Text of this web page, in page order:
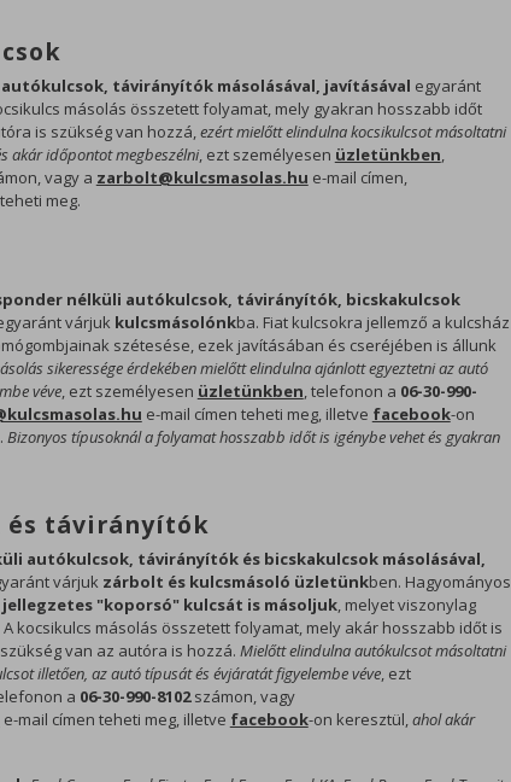
távirányítók másolásával, javításával egyaránt
másolás összetett folyamat, mely gyakran hosszabb időt
is szükség van hozzá,ezért mielőtt elindulna kocsikulcsot másoltatni
akár időpontot megbeszélni, ezt személyesen üzletünkben,
vagy a zarbolt@kulcsmasolas.hu e-mail címen,
meg.
nélküli autókulcsok, távirányítók, bicskakulcsok
várjuk kulcsmásolónkba. Fiat kulcsokra jellemző a kulcsház
szétesése, ezek javításában és cseréjében is állunk
sikeressége érdekében mielőtt elindulna ajánlott egyeztetni az autó
véve, ezt személyesen üzletünkben, telefonon a 06-30-990-
e-mail címen teheti meg, illetve facebook-on
Bizonyos típusoknál a folyamat hosszabb időt is igénybe vehet és gyakran
és távirányítók
autókulcsok, távirányítók és bicskakulcsok másolásával,
várjuk zárbolt és kulcsmásoló üzletünkben. Hagyományos
jellegzetes "koporsó" kulcsát is másoljuk, melyet viszonylag
kocsikulcs másolás összetett folyamat, mely akár hosszabb időt is
van az autóra is hozzá. Mielőtt elindulna autókulcsot másoltatni
illetően, az autó típusát és évjáratát figyelembe véve, ezt
a 06-30-990-8102számon, vagy
e-mail címen teheti meg, illetve facebook-on keresztül,ahol akár